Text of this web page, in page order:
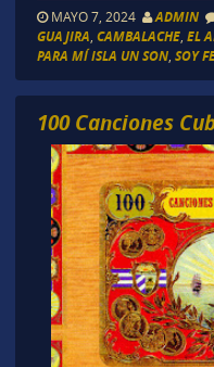
MAYO 7, 2024 ADMIN
GUAJIRA, CAMBALACHE, EL
PARA MÍ ISLA UN SON, SOY
100 Canciones